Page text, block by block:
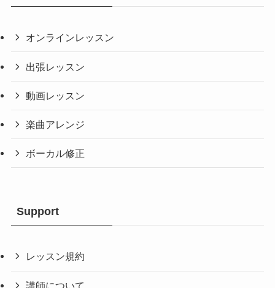
オンラインレッスン
出張レッスン
動画レッスン
楽曲アレンジ
ボーカル修正
Support
レッスン規約
講師について